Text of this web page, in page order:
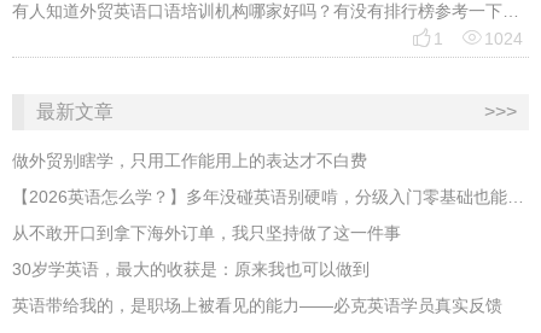
有人知道外贸英语口语培训机构哪家好吗？有没有排行榜参考一下？最好说下费用
 1 1024
最新文章 >>>
做外贸别瞎学，只用工作能用上的表达才不白费
【2026英语怎么学？】多年没碰英语别硬啃，分级入门零基础也能跟上
从不敢开口到拿下海外订单，我只坚持做了这一件事
30岁学英语，最大的收获是：原来我也可以做到
英语带给我的，是职场上被看见的能力——必克英语学员真实反馈